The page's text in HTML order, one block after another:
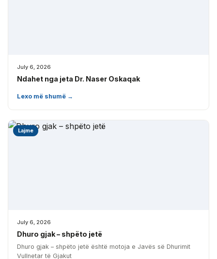
July 6, 2026
Ndahet nga jeta Dr. Naser Oskaqak
Lexo më shumë →
Lajme
July 6, 2026
Dhuro gjak – shpëto jetë
Dhuro gjak – shpëto jetë është motoja e Javës së Dhurimit
Vullnetar të Gjakut